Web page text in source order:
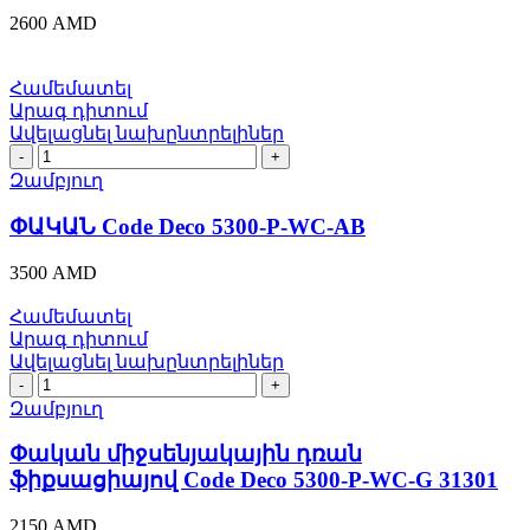
WC-
quantity
2600 AMD
Համեմատել
Արագ դիտում
Ավելացնել նախընտրելիներ
ՓԱԿԱՆ
Code
Deco
5300-
P-
AB
quantity
Զամբյուղ
ՓԱԿԱՆ Code Deco 5300-P-WC-AB
3500 AMD
Համեմատել
Արագ դիտում
Ավելացնել նախընտրելիներ
Փական
միջսենյակային
ֆիքսացիայով
Code
Deco
Զամբյուղ
Փական միջսենյակային դռան
ֆիքսացիայով Code Deco 5300-P-WC-G 31301